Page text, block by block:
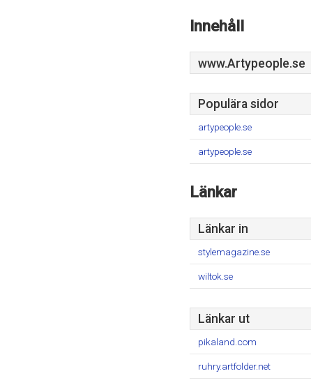
Innehåll
www.Artypeople.se
Populära sidor
artypeople.se
artypeople.se
Länkar
Länkar in
stylemagazine.se
wiltok.se
Länkar ut
pikaland.com
ruhry.artfolder.net